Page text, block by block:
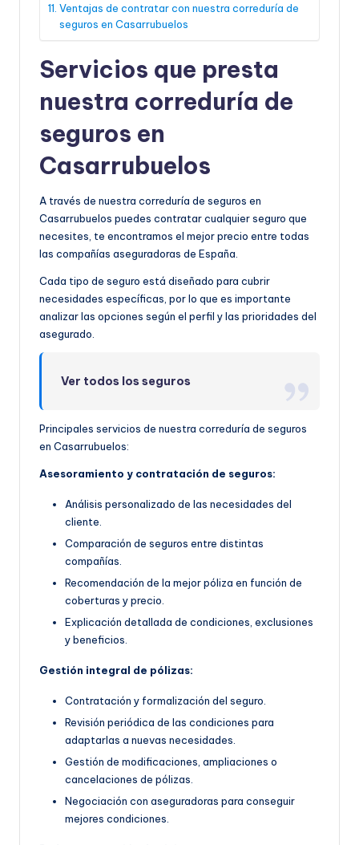
Ventajas de contratar con nuestra correduría de
seguros en Casarrubuelos
Servicios que presta
nuestra correduría de
seguros en
Casarrubuelos
A través de nuestra correduría de seguros en
Casarrubuelos puedes contratar cualquier seguro que
necesites, te encontramos el mejor precio entre todas
las compañías aseguradoras de España.
Cada tipo de seguro está diseñado para cubrir
necesidades específicas, por lo que es importante
analizar las opciones según el perfil y las prioridades del
asegurado.
Ver todos los seguros
Principales servicios de nuestra correduría de seguros
en Casarrubuelos:
Asesoramiento y contratación de seguros:
Análisis personalizado de las necesidades del
cliente.
Comparación de seguros entre distintas
compañías.
Recomendación de la mejor póliza en función de
coberturas y precio.
Explicación detallada de condiciones, exclusiones
y beneficios.
Gestión integral de pólizas:
Contratación y formalización del seguro.
Revisión periódica de las condiciones para
adaptarlas a nuevas necesidades.
Gestión de modificaciones, ampliaciones o
cancelaciones de pólizas.
Negociación con aseguradoras para conseguir
mejores condiciones.